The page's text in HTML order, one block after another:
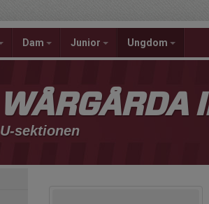
Dam Junior Ungdom
WÅRGÅRDA
U-sektionen